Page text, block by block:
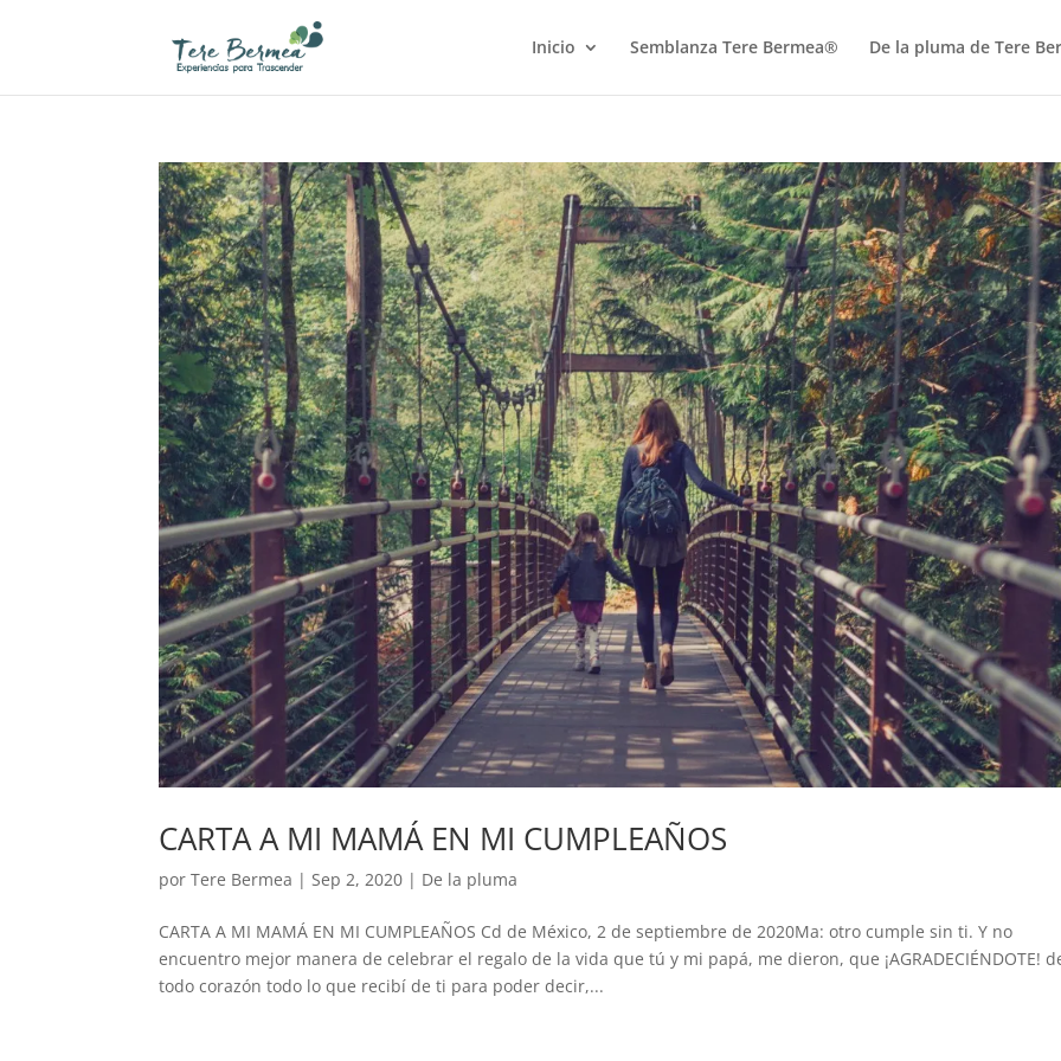
Inicio Semblanza Tere Bermea® De la pluma de Tere
CARTA A MI MAMÁ EN MI CUMPLEAÑOS
porTere Bermea |Sep 2, 2020 | De la pluma
CARTA A MI MAMÁ EN MI CUMPLEAÑOS Cd de México, 2 de septiembre de 2020Ma: otro cumple sin ti. Y no
encuentro mejor manera de celebrar el regalo de la vida que tú y mi papá, me dieron, que ¡AGRADECIÉNDOTE!
todo corazón todo lo que recibí de ti para poder decir,...